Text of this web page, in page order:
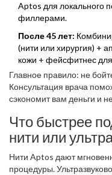
Aptos для локального
филлерами.
После 45 лет:
(нити или хирургия) +
кожи + фейсфитнес
Главное правило: не
Консультация врача
сэкономит вам деньги и
всегда окупается.
Что быстрее
нити или
Нити Aptos дают
процедуры.